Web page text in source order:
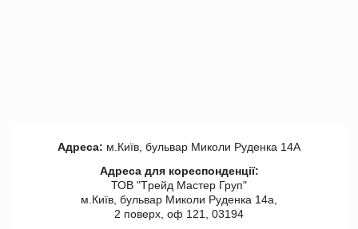
Адреса: м.Київ, бульвар Миколи Руденка 14А
Адреса для кореспонденції:
ТОВ "Tрейд Мастер Груп"
м.Київ, бульвар Миколи Руденка 14а,
2 поверх, оф 121, 03194